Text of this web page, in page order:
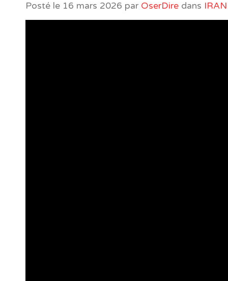
Posté le 16 mars 2026 par OserDire dans IRAN